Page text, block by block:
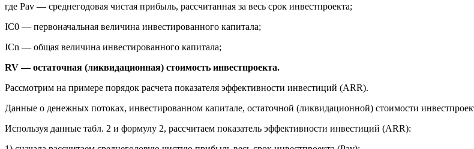
где Pav — среднегодовая чистая прибыль, рассчитанная за весь срок инвестпроекта;
IC0 — первоначальная величина инвестированного капитала;
ICn — общая величина инвестированного капитала;
RV — остаточная (ликвидационная) стоимость инвестпроекта.
Рассмотрим на примере порядок расчета показателя эффективности инвестиций (ARR).
Данные о денежных потоках, инвестированном капитале, остаточной (ликвидационной) стоимости
Используя данные табл. 2 и формулу 2, рассчитаем показатель эффективности инвестиций (ARR):